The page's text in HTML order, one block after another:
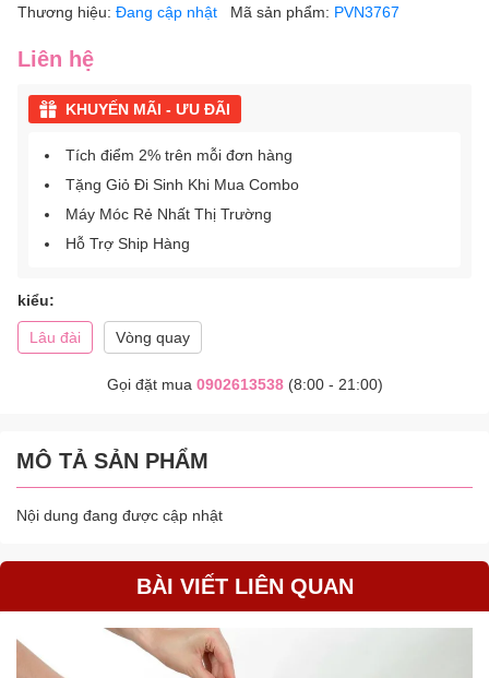
Thương hiệu: Đang cập nhật Mã sản phẩm: PVN3767
Liên hệ
KHUYẾN MÃI - ƯU ĐÃI
Tích điểm 2% trên mỗi đơn hàng
Tặng Giỏ Đi Sinh Khi Mua Combo
Máy Móc Rẻ Nhất Thị Trường
Hỗ Trợ Ship Hàng
kiểu:
Lâu đài Vòng quay
Gọi đặt mua 0902613538(8:00 - 21:00)
MÔ TẢ SẢN PHẨM
Nội dung đang được cập nhật
BÀI VIẾT LIÊN QUAN